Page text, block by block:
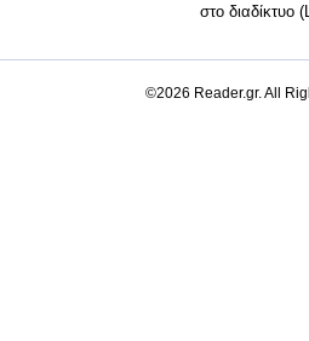
στο διαδίκτυο
©2026 Reader.gr. All